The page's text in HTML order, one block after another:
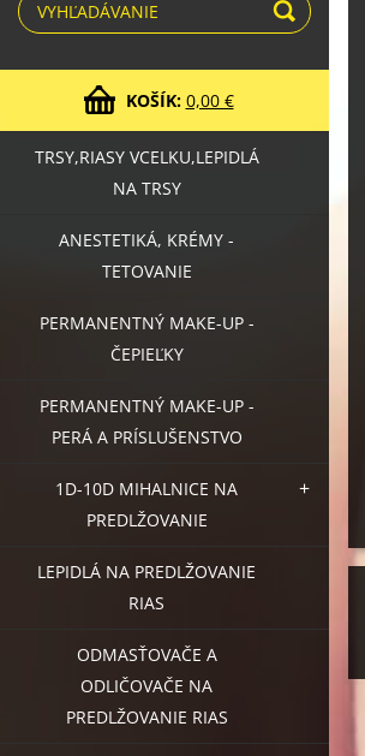
KOŠÍK: 0,00 €
TRSY,RIASY VCELKU,LEPIDLÁ
NA TRSY
ANESTETIKÁ, KRÉMY -
TETOVANIE
PERMANENTNÝ MAKE-UP -
ČEPIEĽKY
PERMANENTNÝ MAKE-UP -
PERÁ A PRÍSLUŠENSTVO
1D-10D MIHALNICE NA
PREDLŽOVANIE
LEPIDLÁ NA PREDLŽOVANIE
RIAS
ODMASŤOVAČE A
ODLIČOVAČE NA
PREDLŽOVANIE RIAS